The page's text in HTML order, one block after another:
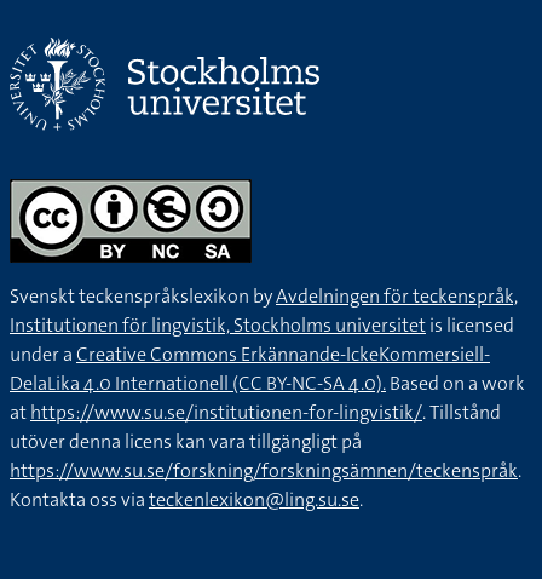
Svenskt teckenspråkslexikon byAvdelningen för teckenspråk,
Institutionen för lingvistik, Stockholms universitetis licensed
under aCreative Commons Erkännande-IckeKommersiell-
DelaLika 4.0 Internationell (CC BY-NC-SA 4.0).Based on a work
athttps://www.su.se/institutionen-for-lingvistik/. Tillstånd
utöver denna licens kan vara tillgängligt på
https://www.su.se/forskning/forskningsämnen/teckenspråk.
Kontakta oss viateckenlexikon@ling.su.se.